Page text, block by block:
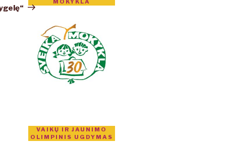
MOKYKLA
VAIKŲ IR JAUNIMO
OLIMPINIS UGDYMAS